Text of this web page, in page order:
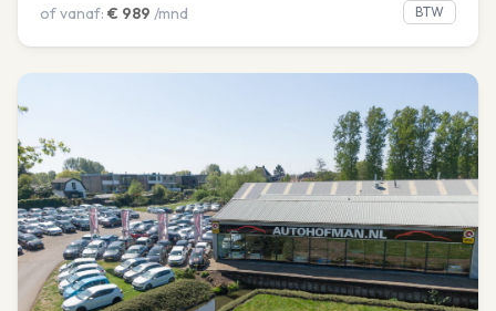
of vanaf: € 989 /mnd BTW